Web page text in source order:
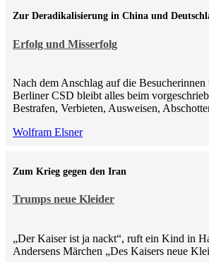
Erfolg und Misserfolg
Zur Deradikalisierung in China und
Nach dem Anschlag auf die Besucherinnen
Berliner CSD bleibt alles beim
Bestrafen, Verbieten, Ausweisen,
Wolfram Elsner
Trumps neue Kleider
Zum Krieg gegen den Iran
„Der Kaiser ist ja nackt“, ruft ein Kind in
Andersens Märchen „Des Kaisers neue